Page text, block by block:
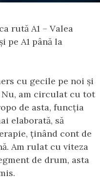
rută A1 – Valea
pe A1 până la
cu gecile pe noi și
am circulat cu tot
de asta, funcția
elaborată, să
ținând cont de
Am rulat cu viteza
de drum, asta